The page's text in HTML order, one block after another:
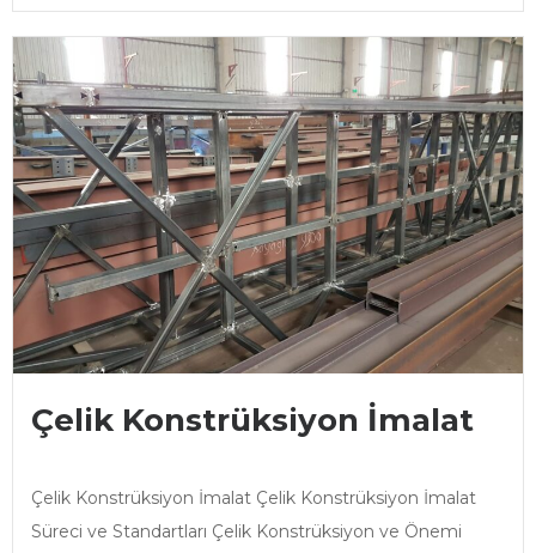
Çelik Konstrüksiyon İmalat
Çelik Konstrüksiyon İmalat Çelik Konstrüksiyon İmalat
Süreci ve Standartları Çelik Konstrüksiyon ve Önemi